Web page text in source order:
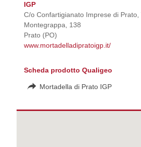
IGP
C/o Confartigianato Imprese di Prato,
Montegrappa, 138
Prato (PO)
www.mortadelladipratoigp.it/
Scheda prodotto Qualigeo
Mortadella di Prato IGP